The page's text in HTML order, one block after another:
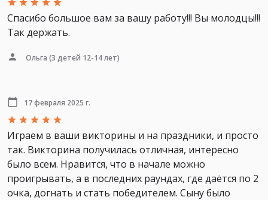
Спасибо большое вам за вашу работу!!! Вы молодцы!!!
Так держать.
Ольга (3 детей 12-14 лет)
17 февраля 2025 г.
Играем в ваши викторины и на праздники, и просто
так. Викторина получилась отличная, интересно
было всем. Нравится, что в начале можно
проигрывать, а в последних раундах, где даётся по 2
очка, догнать и стать победителем. Сыну было